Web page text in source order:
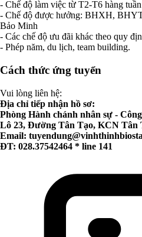
- Chế độ làm việc từ T2-T6 hàng tuần
- Chế độ được hưởng: BHXH,
Bảo Minh
- Các chế độ ưu đãi khác theo quy
- Phép năm, du lịch, team building.
Cách thức ứng tuyển
Vui lòng liên hệ:
Địa chỉ tiếp nhận hồ sơ:
Phòng Hành chánh nhân sự -
Lô 23, Đường Tân Tạo, KCN Tân
Email:
ĐT: 028.37542464 * line 141